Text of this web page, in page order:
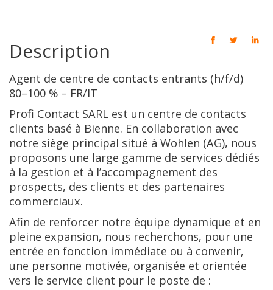
Description
Agent de centre de contacts entrants (h/f/d)
80–100 % – FR/IT
Profi Contact SARL est un centre de contacts
clients basé à Bienne. En collaboration avec
notre siège principal situé à Wohlen (AG), nous
proposons une large gamme de services dédiés
à la gestion et à l’accompagnement des
prospects, des clients et des partenaires
commerciaux.
Afin de renforcer notre équipe dynamique et en
pleine expansion, nous recherchons, pour une
entrée en fonction immédiate ou à convenir,
une personne motivée, organisée et orientée
vers le service client pour le poste de :